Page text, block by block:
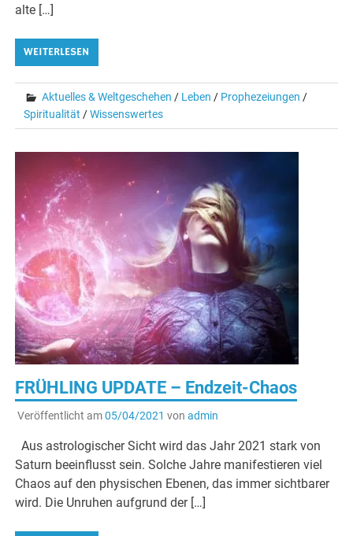
alte […]
WEITERLESEN
Aktuelles & Weltgeschehen / Leben / Prophezeiungen /
Spiritualität /Wissenswertes
FRÜHLING UPDATE – Endzeit-Chaos
Veröffentlicht am05/04/2021 von admin
Aus astrologischer Sicht wird das Jahr 2021 stark von
Saturn beeinflusst sein. Solche Jahre manifestieren viel
Chaos auf den physischen Ebenen, das immer sichtbarer
wird. Die Unruhen aufgrund der […]